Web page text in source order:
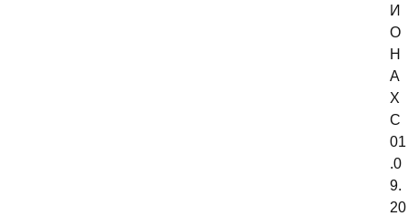
И
О
Н
А
Х
С
01
.0
9.
20